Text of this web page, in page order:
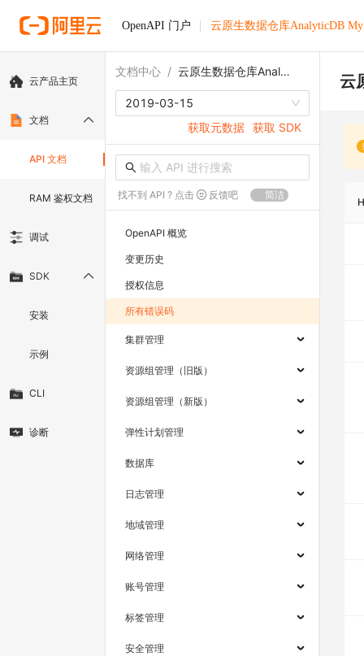
OpenAPI 门户 云原生数据仓库AnalyticDB
云产品主页
文档
API 文档
RAM 鉴权文档
调试
SDK
安装
示例
CLI
诊断
文档中心 / 云原生数据仓库AnalyticDB MySQL版
2019-03-15
获取元数据 获取 SDK
找不到 API ? 点击 反馈吧 简洁
OpenAPI 概览
变更历史
授权信息
所有错误码
集群管理
资源组管理（旧版）
资源组管理（新版）
弹性计划管理
数据库
日志管理
地域管理
网络管理
账号管理
标签管理
安全管理
云